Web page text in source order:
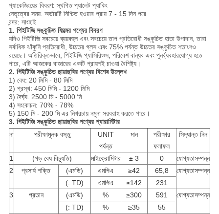
প্যাকেজিংয়ের বিবরণ: স্থগিত প্যালেট প্যাকিং
নেতৃত্বের সময়: অর্ডারটি নিশ্চিত হওয়ার প্রায় 7 - 15 দিন পরে
বন্দর: সাংহাই
1. পিইটিজি সঙ্কুচিত ফিল্মের পণ্যের বিবরণ
যদিও পিইটিজি সবচেয়ে ব্যয়বহুল এবং সবচেয়ে তাপ প্রতিরোধী সঙ্কুচিত হাতা উপাদান, তারা
সর্বাধিক ঝাঁকুনি প্রতিরোধী, উচ্চতর গ্লস এবং 75% পর্যন্ত উচ্চতর সঙ্কুচিত শতাংশও
রয়েছে। অতিরিক্তভাবে, পিইটিজি প্যাসিরিওস, পরিবেশ বান্ধব এবং পুনর্ব্যবহারযোগ্য হতে
পারে, এটি আজকের বাজারের একটি প্রায়শই চাওয়া বৈশিষ্ট্য।
2. পিইটিজি সঙ্কুচিত ছায়াছবির পণ্যের বিশেষ উল্লেখ
1) বেধ: 20 মিমি - 80 মিমি
2) প্রস্থ: 450 মিমি - 1200 মিমি
3) দৈর্ঘ্য: 2500 মি - 5000 মি
4) সংকোচন: 70% - 78%
5) 150 মি - 200 মি এর নিখরচায় নমুনা সরবরাহ করতে পারে।
3. পিইটিজি সঙ্কুচিত ছায়াছবির পণ্যের প্যারামিটার
না
পরীক্ষামূলক বস্তু
UNIT
পর্যন্ত
মান
পরীক্ষার
ফলাফল
সিদ্ধান্ত নিন
1 (গড় বেধ বিচ্যুতি) মাইক্রোমিটার ± 3 0
যোগ্যতাসম্পন্ন
2
প্রসার্য শক্তি (এমডি) এমপিএ ≥42 65,8
যোগ্যতাসম্পন্ন
(: TD)
এমপিএ ≥142
231
3
প্রতান (এমডি) % ≥300 591
যোগ্যতাসম্পন্ন
(: TD)
% ≥35
55